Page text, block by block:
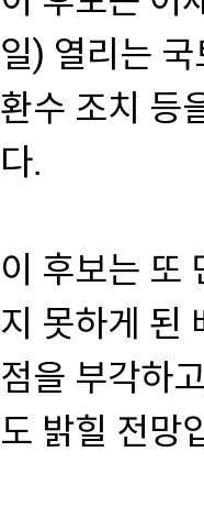
일) 열리는
환수 조치 등
다.
이 후보는 또
지 못하게 된
점을 부각하
도 밝힐 전망